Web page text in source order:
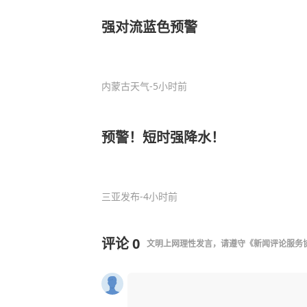
强对流蓝色预警
内蒙古天气-5小时前
预警！短时强降水！
三亚发布-4小时前
评论0 文明上网理性发言，请遵守 《新闻评论服务